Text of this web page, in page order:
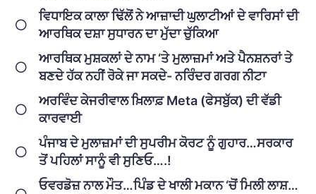
ਵਿਧਾਇਕ ਕਾਲਾ ਢਿੱਲੋਂ ਨੇ ਆਜ਼ਾਦੀ ਘੁਲਾਟੀਆਂ ਦੇ ਵਾਰਿਸਾਂ ਦੀ
ਆਰਥਿਕ ਦਸ਼ਾ ਸੁਧਾਰਨ ਦਾ ਮੁੱਦਾ ਚੁੱਕਿਆ
ਆਰਥਿਕ ਮੁਸ਼ਕਲਾਂ ਦੇ ਨਾਮ ‘ਤੇ ਮੁਲਾਜ਼ਮਾਂ ਅਤੇ ਪੈਨਸ਼ਨਰਾਂ ਤੇ
ਬਣਦੇ ਹੱਕ ਨਹੀਂ ਰੋਕੇ ਜਾ ਸਕਦੇ- ਨਰਿੰਦਰ ਗਰਗ ਨੀਟਾ
ਅਰਵਿੰਦ ਕੇਜਰੀਵਾਲ ਖ਼ਿਲਾਫ਼ Meta (ਫੇਸਬੁੱਕ) ਦੀ ਵੱਡੀ
ਕਾਰਵਾਈ
ਪੰਜਾਬ ਦੇ ਮੁਲਾਜ਼ਮਾਂ ਦੀ ਸੁਪਰੀਮ ਕੋਰਟ ਨੂੰ ਗੁਹਾਰ…ਸਰਕਾਰ
ਤੋਂ ਪਹਿਲਾਂ ਸਾਨੂੰ ਵੀ ਸੁਣਿਓ….!
ਓਵਰਡੋਜ਼ ਨਾਲ ਮੌਤ…ਪਿੰਡ ਦੇ ਖਾਲੀ ਮਕਾਨ ‘ਚੋਂ ਮਿਲੀ ਲਾਸ਼…